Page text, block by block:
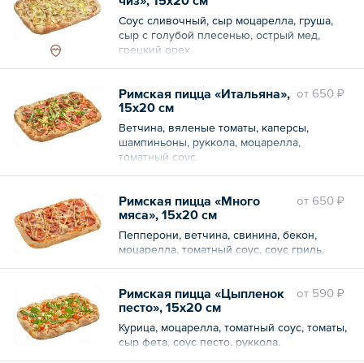
Соус сливочный, сыр моцарелла, груша,
сыр с голубой плесенью, острый мед,
грецкий орех.
oт 650 ₽
Римская пицца «Итальяна»,
15х20 см
Ветчина, вяленые томаты, каперсы,
шампиньоны, руккола, моцарелла,
томатный соус.
oт 650 ₽
Римская пицца «Много
мяса», 15х20 см
Пепперони, ветчина, свинина, бекон,
моцарелла, томатный соус, соус гриль.
oт 590 ₽
Римская пицца «Цыпленок
песто», 15х20 см
Курица, моцарелла, томатный соус, томаты,
сыр фета, соус песто, руккола.